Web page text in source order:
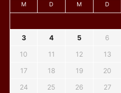
M D M D
3
4 5 6
10
11 12 13
17
18 19 20
24
25 26 27